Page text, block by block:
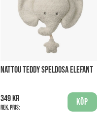
NATTOU TEDDY SPELDOSA ELEFANT
349 kr
Rek. pris:
Köp